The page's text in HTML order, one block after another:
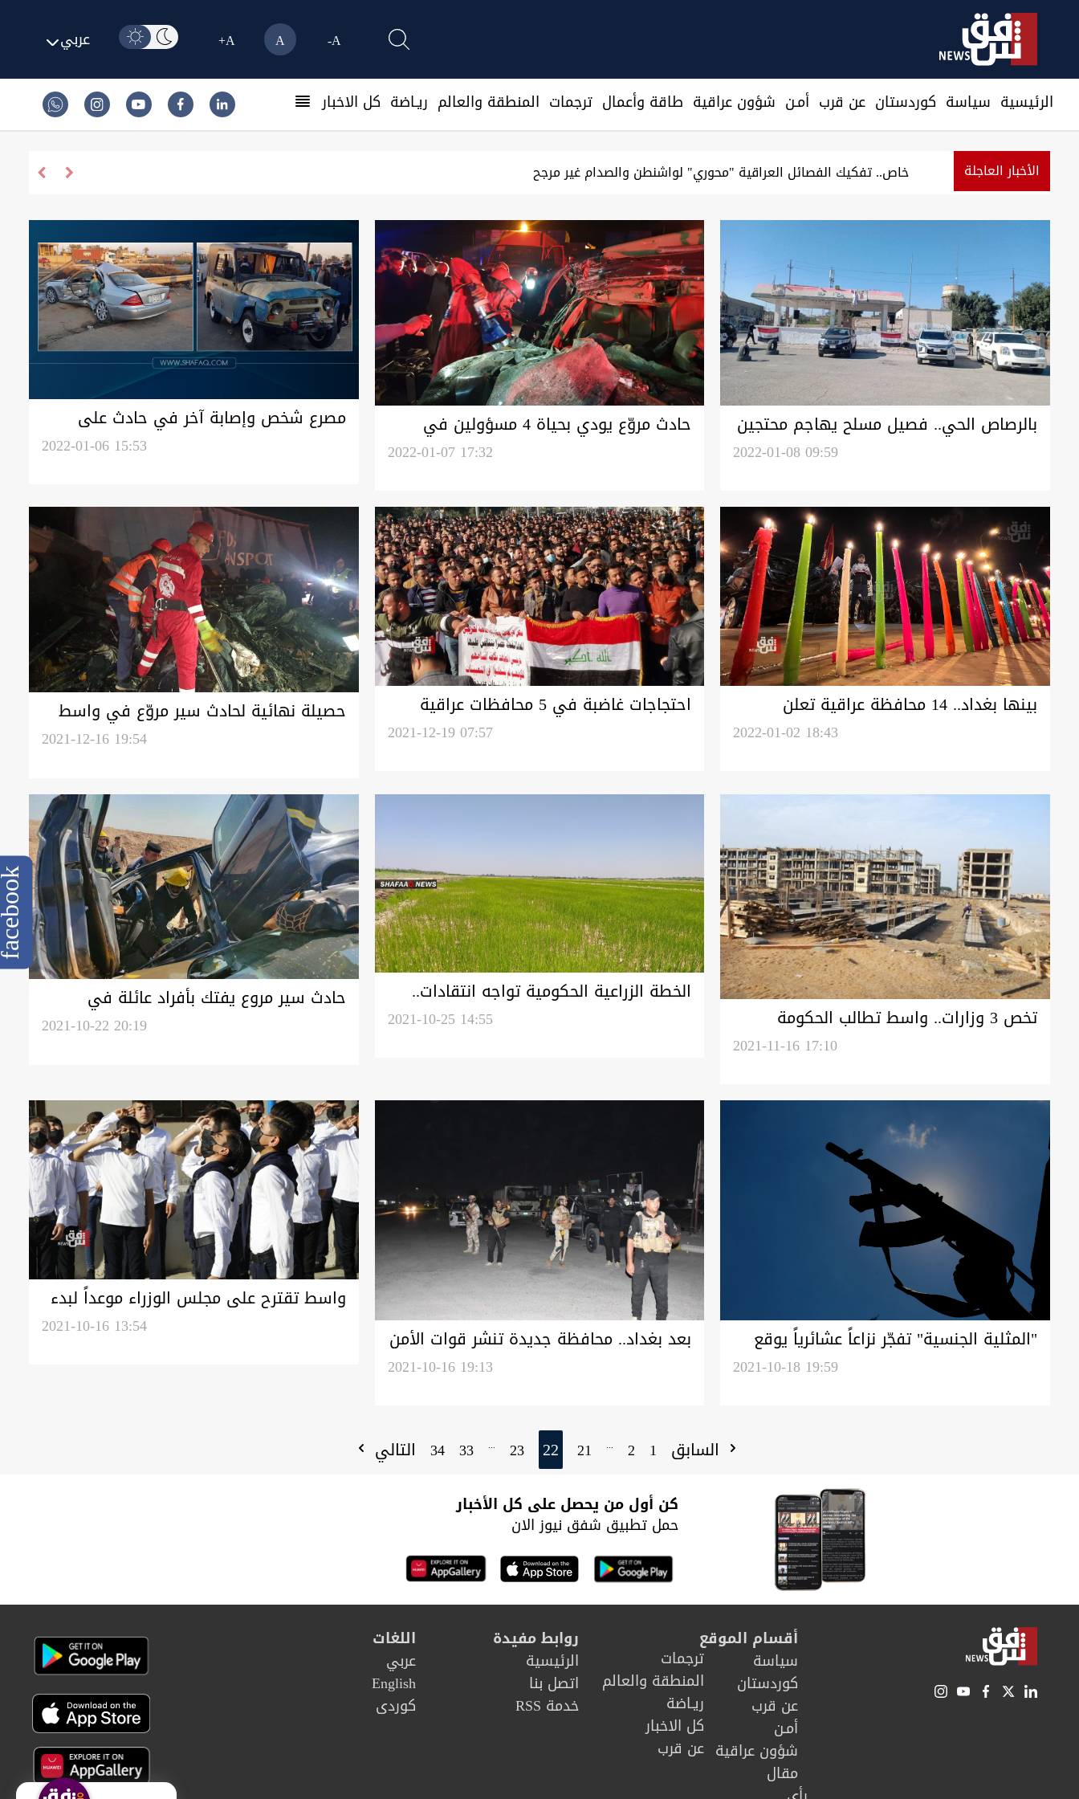
A-
A
A+ عربي
الرئيسية سیاسة كوردستان عن قرب أمـن شؤون عراقية طاقة وأعمال ترجمات المنطقة والعالم ريـاضة كل الاخبار
الأخبار العاجلةمرصد: أموال صولة الفجر تعادل رواتب شهرية لوزارات عدة
بالرصاص الحي.. فصيل مسلح يهاجم محتجين
في واسط منعوا اقامة مهرجان لاستذكار
2022-01-08 09:59
حادث مروّع يودي بحياة 4 مسؤولين في
2022-01-07 17:32
مصرع شخص وإصابة آخر في حادث على
2022-01-06 15:53
بينها بغداد.. 14 محافظة عراقية تعلن
تعطيل دوامها بذكرى اغتيال "المهندس-
2022-01-02 18:43
احتجاجات غاضبة في 5 محافظات عراقية
2021-12-19 07:57
حصيلة نهائية لحادث سير مروّع في واسط
2021-12-16 19:54
تخص 3 وزارات.. واسط تطالب الحكومة
المركزية بحسم ملف المشاريع المتلكئة
2021-11-16 17:10
الخطة الزراعية الحكومية تواجه انتقادات..
2021-10-25 14:55
حادث سير مروع يفتك بأفراد عائلة في
2021-10-22 20:19
"المثلية الجنسية" تفجّر نزاعاً عشائرياً يوقع
2021-10-18 19:59
بعد بغداد.. محافظة جديدة تنشر قوات الأمن
2021-10-16 19:13
واسط تقترح على مجلس الوزراء موعداً لبدء
العام الدراسي وجعله حضورياً2021-10-16 13:54
السابق 1
2
...
21
22
23
...
33
34 التالي
كن أول من يحصل على كل الأخبار
حمل تطبيق شفق نيوز الان
أقسام الموقع
سیاسة
كوردستان
عن قرب
أمـن
شؤون عراقية
مقال
ترجمات
المنطقة والعالم
ريـاضة
كل الاخبار
عن قرب
روابط مفيدة
الرئيسية
اتصل بنا
خدمة RSS
اللغات
عربي
English
كوردى